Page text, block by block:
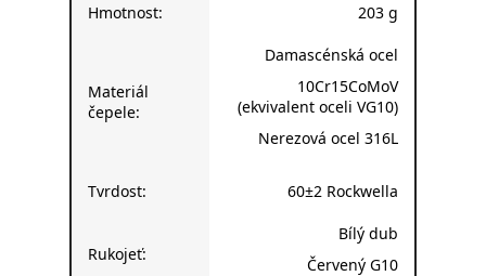
Hmotnost: 203 g
Materiál
čepele:
Damascénská ocel
10Cr15CoMoV
(ekvivalent oceli VG10)
Nerezová ocel 316L
Tvrdost: 60±2 Rockwella
Rukojeť:
Bílý dub
Červený G10